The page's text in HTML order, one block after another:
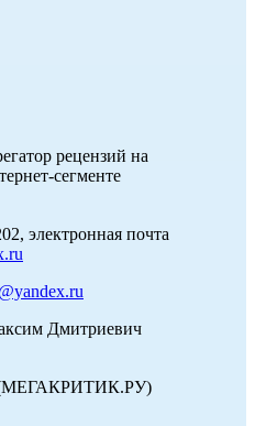
рецензий на
сегменте
электронная почта
Дмитриевич